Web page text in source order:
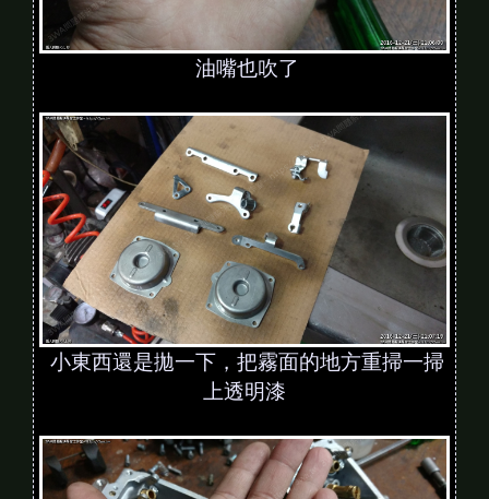
油嘴也吹了
小東西還是拋一下，把霧面的地方重掃一掃
上透明漆